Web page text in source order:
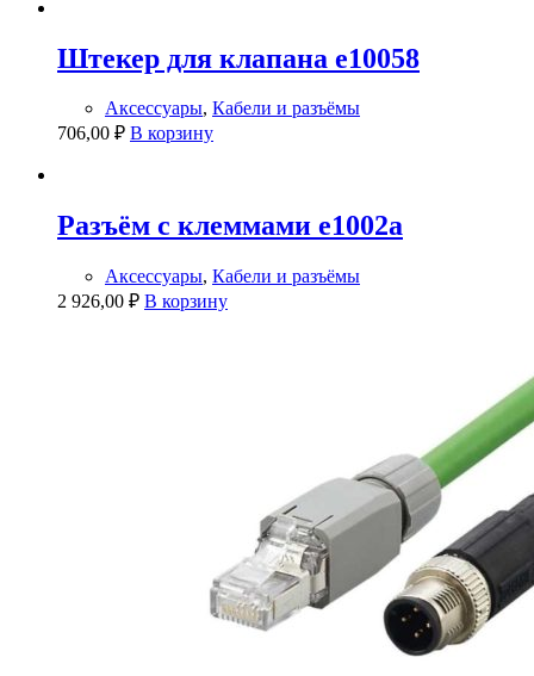
Штекер для клапана e10058
Аксессуары, Кабели и разъёмы
706,00 ₽ В корзину
Разъём с клеммами e1002a
Аксессуары, Кабели и разъёмы
2 926,00 ₽ В корзину